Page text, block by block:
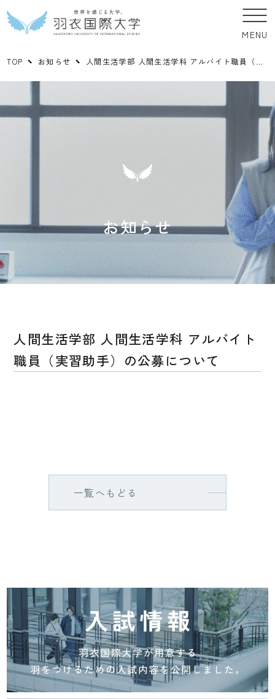
MENU
TOP お知らせ 人間生活学部 人間生活学科 アルバイト職員（実習助手）の公募について
お知らせ
人間生活学部 人間生活学科 アルバイト
職員（実習助手）の公募について
一覧へもどる